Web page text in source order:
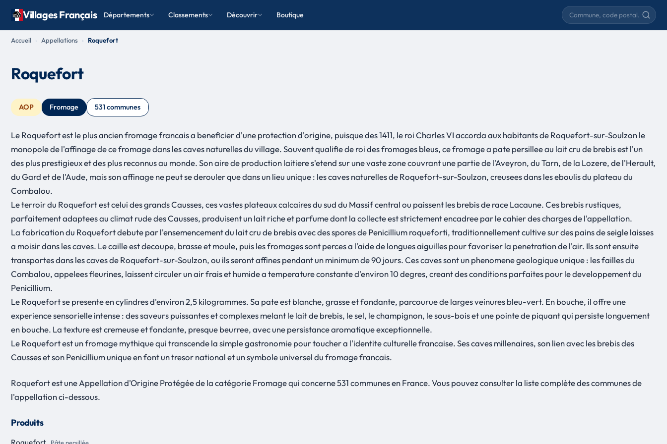
Villages Français Départements Classements Découvrir Boutique
Rechercher une commune
Accueil Appellations Roquefort
Roquefort
AOP Fromage 531 communes
Le Roquefort est le plus ancien fromage francais a beneficier d'une protection d'origine, puisque des 1411, le roi Charles VI accorda aux habitants de Roquefort-sur-Soulzon le
monopole de l'affinage de ce fromage dans les caves naturelles du village. Souvent qualifie de roi des fromages bleus, ce fromage a pate persillee au lait cru de brebis est l'un
des plus prestigieux et des plus reconnus au monde. Son aire de production laitiere s'etend sur une vaste zone couvrant une partie de l'Aveyron, du Tarn, de la Lozere, de l'Herault,
du Gard et de l'Aude, mais son affinage ne peut se derouler que dans un lieu unique : les caves naturelles de Roquefort-sur-Soulzon, creusees dans les eboulis du plateau du
Combalou.
Le terroir du Roquefort est celui des grands Causses, ces vastes plateaux calcaires du sud du Massif central ou paissent les brebis de race Lacaune. Ces brebis rustiques,
parfaitement adaptees au climat rude des Causses, produisent un lait riche et parfume dont la collecte est strictement encadree par le cahier des charges de l'appellation.
La fabrication du Roquefort debute par l'ensemencement du lait cru de brebis avec des spores de Penicillium roqueforti, traditionnellement cultive sur des pains de seigle laisses
a moisir dans les caves. Le caille est decoupe, brasse et moule, puis les fromages sont perces a l'aide de longues aiguilles pour favoriser la penetration de l'air. Ils sont ensuite
transportes dans les caves de Roquefort-sur-Soulzon, ou ils seront affines pendant un minimum de 90 jours. Ces caves sont un phenomene geologique unique : les failles du
Combalou, appelees fleurines, laissent circuler un air frais et humide a temperature constante d'environ 10 degres, creant des conditions parfaites pour le developpement du
Penicillium.
Le Roquefort se presente en cylindres d'environ 2,5 kilogrammes. Sa pate est blanche, grasse et fondante, parcourue de larges veinures bleu-vert. En bouche, il offre une
experience sensorielle intense : des saveurs puissantes et complexes melant le lait de brebis, le sel, le champignon, le sous-bois et une pointe de piquant qui persiste longuement
en bouche. La texture est cremeuse et fondante, presque beurree, avec une persistance aromatique exceptionnelle.
Le Roquefort est un fromage mythique qui transcende la simple gastronomie pour toucher a l'identite culturelle francaise. Ses caves millenaires, son lien avec les brebis des
Causses et son Penicillium unique en font un tresor national et un symbole universel du fromage francais.
Roquefort est une Appellation d'Origine Protégée de la catégorie Fromage qui concerne 531 communes en France. Vous pouvez consulter la liste complète des communes de
l'appellation ci-dessous.
Produits